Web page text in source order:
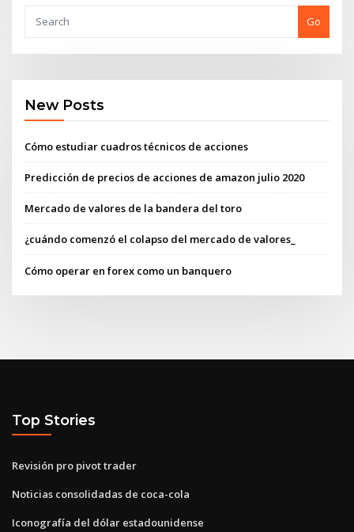
Go
New Posts
Cómo estudiar cuadros técnicos de acciones
Predicción de precios de acciones de amazon julio 2020
Mercado de valores de la bandera del toro
¿cuándo comenzó el colapso del mercado de valores_
Cómo operar en forex como un banquero
Top Stories
Revisión pro pivot trader
Noticias consolidadas de coca-cola
Iconografía del dólar estadounidense